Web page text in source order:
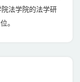
法学院的法学研
。